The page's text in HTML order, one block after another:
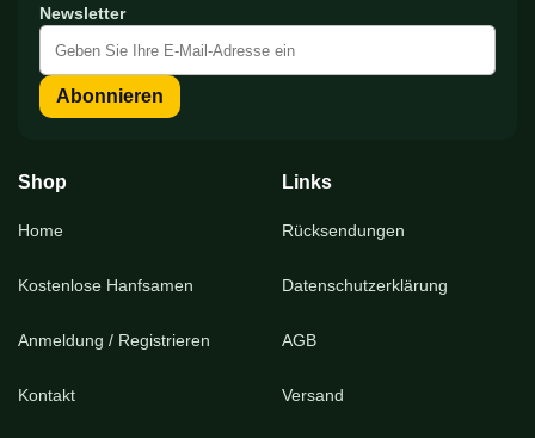
Newsletter
Melden
Sie
sich
für
an:
Abonnieren
Shop
Home
Kostenlose Hanfsamen
Anmeldung / Registrieren
Kontakt
Links
Rücksendungen
Datenschutzerklärung
AGB
Versand